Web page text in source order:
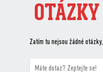
Zatím tu nejsou žádné